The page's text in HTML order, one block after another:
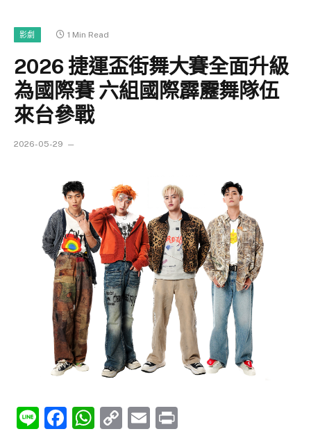
影劇 1 Min Read
2026 捷運盃街舞大賽全面升級
為國際賽 六組國際霹靂舞隊伍
來台參戰
2026-05-29
LineFacebook
WhatsApp
CopyEmail